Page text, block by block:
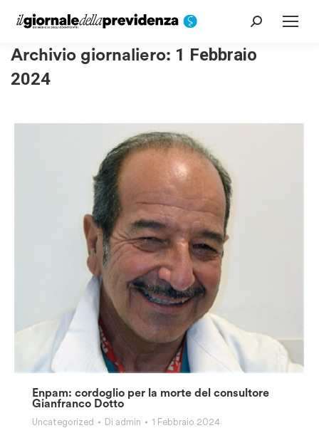
Cerca:
Archivio giornaliero: 1 Febbraio
2024
Enpam: cordoglio per la morte del consultore
Gianfranco Dotto
Uncategorized Di admin 1 Febbraio 2024